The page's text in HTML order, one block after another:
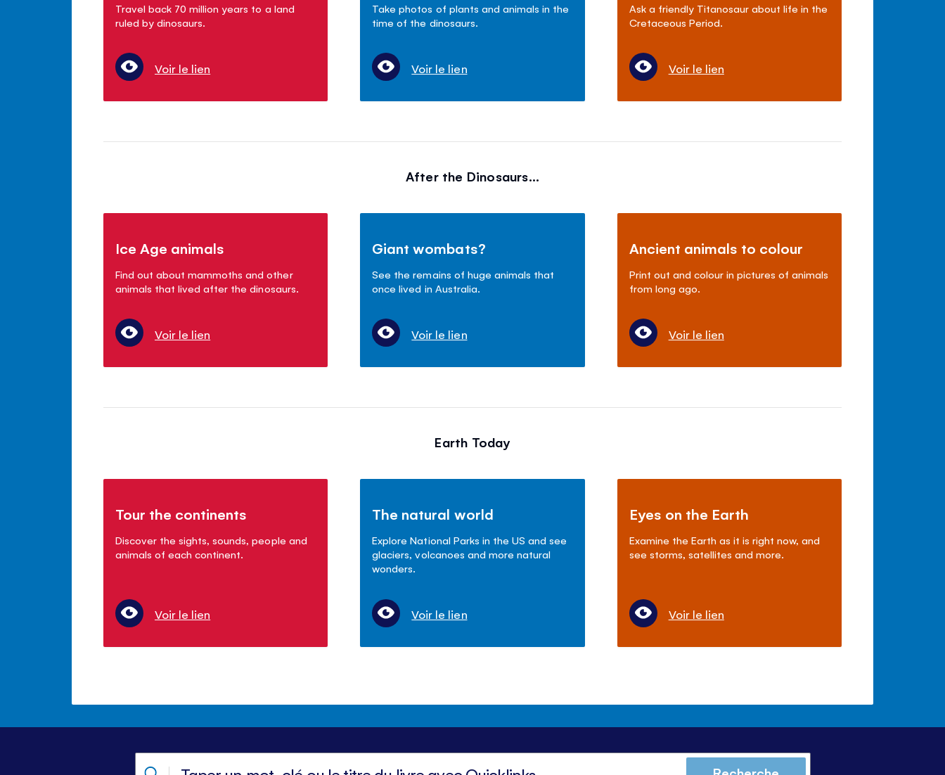
Travel back 70 million years to a land
ruled by dinosaurs.
Voir le lien
Take photos of plants and animals in the
time of the dinosaurs.
Voir le lien
Ask a friendly Titanosaur about life in the
Cretaceous Period.
Voir le lien
After the Dinosaurs...
Ice Age animals
Find out about mammoths and other
animals that lived after the dinosaurs.
Voir le lien
Giant wombats?
See the remains of huge animals that
once lived in Australia.
Voir le lien
Ancient animals to colour
Print out and colour in pictures of animals
from long ago.
Voir le lien
Earth Today
Tour the continents
Discover the sights, sounds, people and
animals of each continent.
Voir le lien
The natural world
Explore National Parks in the US and see
glaciers, volcanoes and more natural
wonders.
Voir le lien
Eyes on the Earth
Examine the Earth as it is right now, and
see storms, satellites and more.
Voir le lien